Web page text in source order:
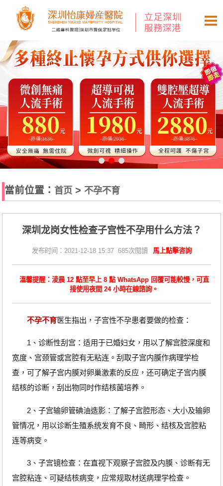
當前位置： 首页 > 不孕不育
深圳龙岗女性检查子宫性不孕用什么方法？
发布时间：2021-12-18 15:37 685次閱讀 馬上點擊咨詢
溫馨提醒：淩晨 12 點至早上 8 點 WhatsApp 回覆可能較慢，可直
接使用夜間 24 小時在線諮詢。
不孕不育医生指出，子宫性不孕患者要做的检查：
1、诊断性刮宫：适用于已婚妇女，用以了解宫腔深度和
宽度、宫颈管或宫腔有无粘连。刮取子宫内膜作病理学检
查，可了解子宫内膜对卵巢激素的反应，还可确定子宫内膜
结核的诊断，刮出物同时作结核菌培养。
2、子宫输卵管碘油造影：了解子宫腔形态、大小及输卵
管情况，用以诊断生殖系统发育不良、畸形、结核及宫腔粘
连等病变。
3、子宫镜检查：在直视下观察子宫腔及内膜、诊断有无
宫腔粘连、可疑结核病变，应常规取材送病理学检查。